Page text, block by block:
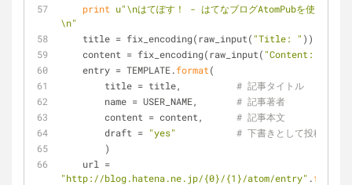
print u"\nはてぽす！ - はてなブログAtomPubを使った簡
\n"
    title = fix_encoding(raw_input(
"Title: " ))
    content = fix_encoding(raw_input(
"Content: "
    entry = TEMPLATE.
format(
        title = title,
# 記事タイトル
        name = USER_NAME,
# 記事著者
        content = content,
# 記事本文
        draft =
"yes"
# 下書きとして投稿
        )
"http://blog.hatena.ne.jp/{0}/{1}/atom/entry" .format